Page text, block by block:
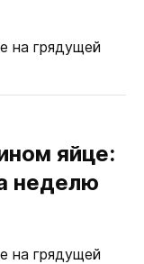
на грядущей
яйце:
неделю
на грядущей